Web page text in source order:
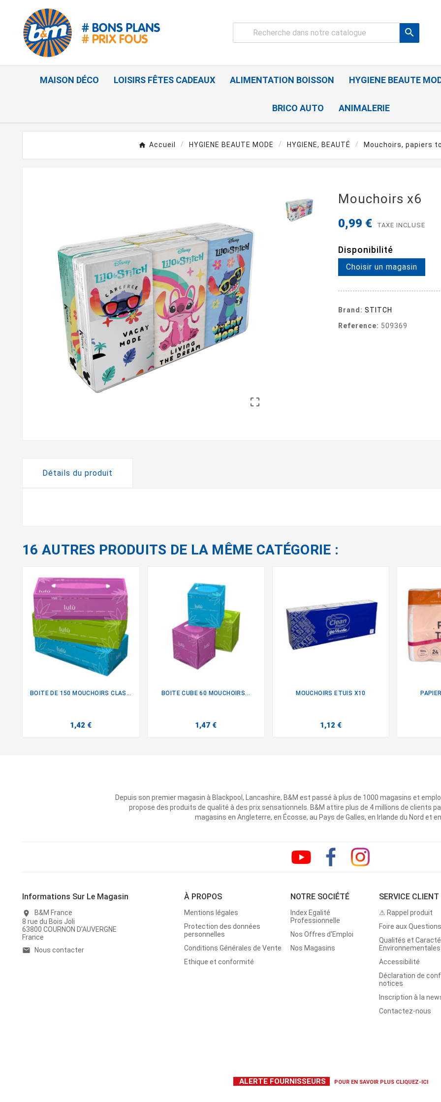

MAISON DÉCO LOISIRS FÊTES CADEAUX ALIMENTATION BOISSON HYGIENE BEAUTE
BRICO AUTO ANIMALERIE
Accueil HYGIENE BEAUTE MODE HYGIENE, BEAUTÉ Mouchoirs, papiers

Mouchoirs x6
0,99 € TAXE INCLUSE
Disponibilité
Choisir un magasin
Brand: STITCH
Reference: 509369
Détails du produit
16 AUTRES PRODUITS DE LA MÊME CATÉGORIE :
BOITE DE 150 MOUCHOIRS CLASSIC
1,42 €
BOITE CUBE 60 MOUCHOIRS...
1,47 €
MOUCHOIRS ETUIS X10
1,12 €
Depuis son premier magasin à Blackpool, Lancashire, B&M est passé à plus de 1000 magasins et
propose des produits de qualité à des prix sensationnels. B&M attire plus de 4 millions de clients
magasins en Angleterre, en Écosse, au Pays de Galles, en Irlande du Nord et
Informations Sur Le Magasin
location_on
B&M France
8 rue du Bois Joli
63800 COURNON D'AUVERGNE
France
email Nous contacter
À PROPOS
Mentions légales
Protection des données
personnelles
Conditions Générales de Vente
Ethique et conformité
NOTRE SOCIÉTÉ
Index Egalité
Professionnelle
Nos Offres d'Emploi
Nos Magasins
SERVICE CLIENT
⚠ Rappel produit
Foire aux
Qualités et
Environnementales
Accessibilité
Déclaration de
notices
Inscription à la
Contactez-nous
ALERTE FOURNISSEURS POUR EN SAVOIR PLUS CLIQUEZ-ICI